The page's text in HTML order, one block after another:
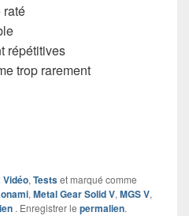
raté
répétitives
trop rarement
Vidéo, Testset marqué comme
, Metal Gear Solid V, MGS V,
. Enregistrer le permalien.